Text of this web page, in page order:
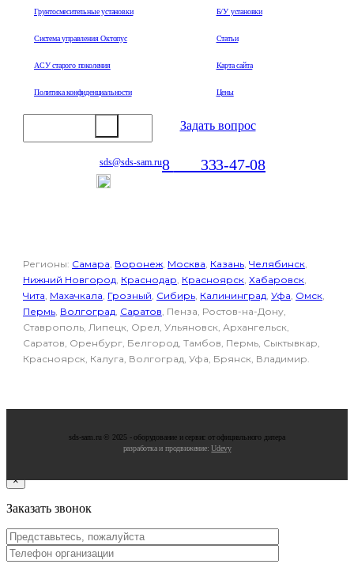
Грунтосмесительные установки
Система управления Октопус
АСУ старого поколения
Политика конфиденциальности
Б/У установки
Статьи
Карта сайта
Цены
Задать вопрос
sds@sds-sam.ru8 333-47-08
Регионы: Самара Воронеж Москва Казань Челябинск
Нижний Новгород Краснодар Красноярск Хабаровск
Чита Махачкала Грозный Сибирь Калининград Уфа Омск
Пермь Волгоград Саратов , Пенза, Ростов-на-Дону,
Ставрополь, Липецк, Орел, Ульяновск, Архангельск,
Саратов, Оренбург, Белгород, Тамбов, Пермь, Сыктывкар,
Красноярск, Калуга, Волгоград, Уфа, Брянск, Владимир.
sds-sam.ru © 2025 - oбopудoвaниe и cepвиc oт oфициaльнoгo дилepa
разработка и продвижение:Udevy
×
Заказать звонок